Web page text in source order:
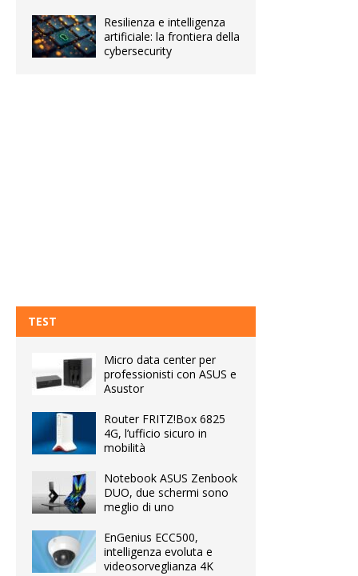
Resilienza e intelligenza
artificiale: la frontiera della
cybersecurity
TEST
Micro data center per
professionisti con ASUS e
Asustor
Router FRITZ!Box 6825
4G, l’ufficio sicuro in
mobilità
Notebook ASUS Zenbook
DUO, due schermi sono
meglio di uno
EnGenius ECC500,
intelligenza evoluta e
videosorveglianza 4K